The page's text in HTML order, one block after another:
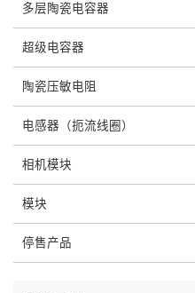
多层陶瓷电容器
超级电容器
陶瓷压敏电阻
电感器（扼流线圈）
相机模块
模块
停售产品